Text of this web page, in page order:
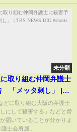
未分類
取り組む仲岡弁護士
「メッタ刺し」 |
DIG #shorts
どに取り組む大阪の弁護士
にして殺害する」などと脅
届いていることが分かりま
士会所属...